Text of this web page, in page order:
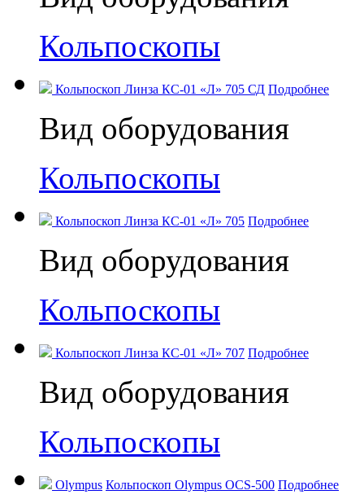
Кольпоскопы
Кольпоскоп Линза КС-01 «Л» 705 СД Подробнее
Вид оборудования
Кольпоскопы
Кольпоскоп Линза КС-01 «Л» 705 Подробнее
Вид оборудования
Кольпоскопы
Кольпоскоп Линза КС-01 «Л» 707 Подробнее
Вид оборудования
Кольпоскопы
Olympus Кольпоскоп Olympus OCS-500 Подробнее